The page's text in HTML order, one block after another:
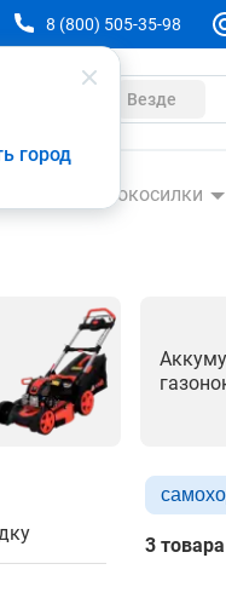
город
8 (800) 505-35-98
Везде
Газонокосилки
3 товара